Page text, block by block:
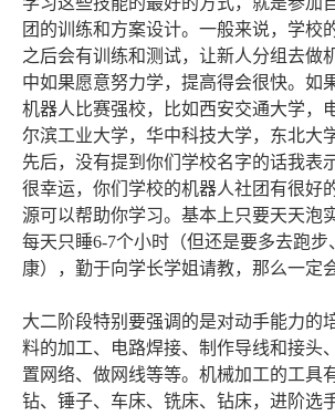
团的训练和方案设计。一般来说，学校
之后会有训练和测试，让新人分组去做
中如果愿意努力学，提高得会很快。如
机器人比赛强校，比如西安交通大学，
尔滨工业大学，华中科技大学，东北大
先后，没有提到你们学校名字的话我表
很幸运，你们学校的机器人社团有很好
源可以帮助你学习。基本上只要天天泡
每天只睡6-7个小时（但还是要多去跑
康），勤于向学长学姐请教，那么一定
大二阶段特别要强调的是对动手能力的
料的加工、电路焊接、制作导线和接头
置网络、做网线等等。机械加工的工具
钻、锤子、车床、铣床、钻床，进阶选